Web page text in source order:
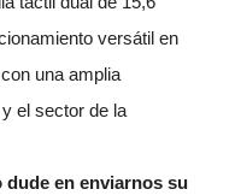
versátil en
una amplia
el sector de la
en enviarnos su